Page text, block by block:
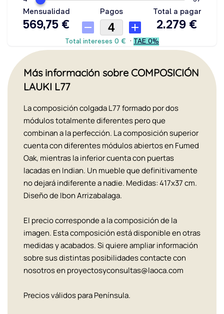
Más información sobre COMPOSICIÓN
LAUKI L77
La composición colgada L77 formado por dos
módulos totalmente diferentes pero que
combinan a la perfección. La composición superior
cuenta con diferentes módulos abiertos en Fumed
Oak, mientras la inferior cuenta con puertas
lacadas en Indian. Un mueble que definitivamente
no dejará indiferente a nadie. Medidas: 417x37 cm.
Diseño de Ibon Arrizabalaga.
El precio corresponde a la composición de la
imagen. Esta composición está disponible en otras
medidas y acabados. Si quiere ampliar información
sobre sus distintas posibilidades contacte con
nosotros en proyectosyconsultas@laoca.com
Precios válidos para Península.